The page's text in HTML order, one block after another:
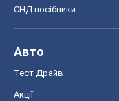
СНД посібники
Авто
Тест Драйв
Акції